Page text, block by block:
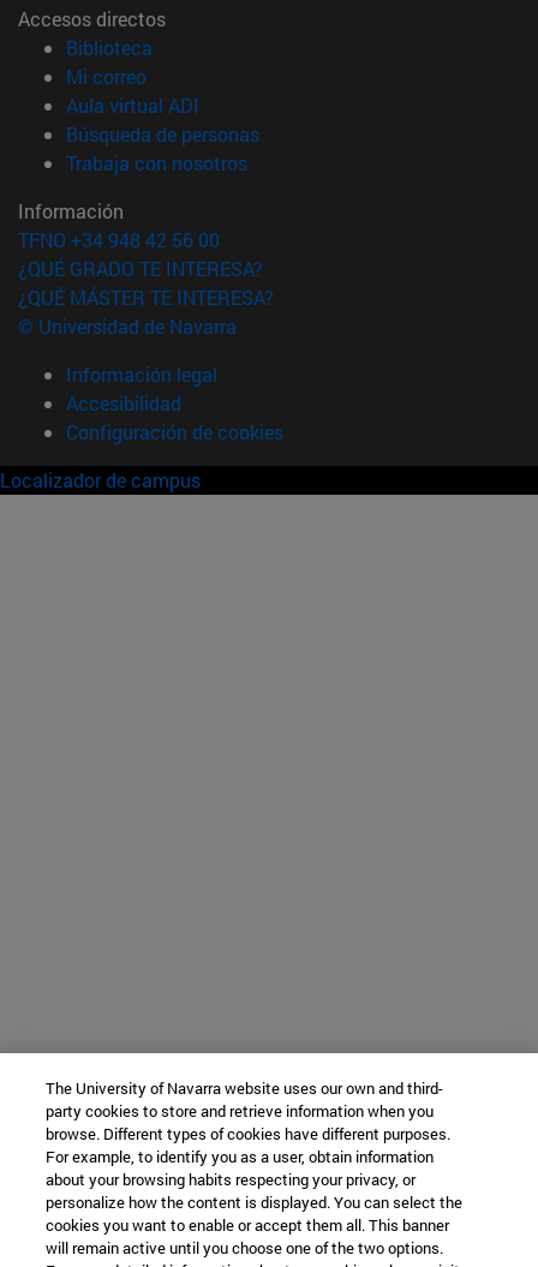
Accesos directos
Biblioteca
Mi correo(abre en nueva ventana)
Aula virtual ADI
Búsqueda de personas(abre en nueva ventana)
Trabaja con nosotros(abre en nueva ventana)
Información
TFNO +34 948 42 56 00
¿QUÉ GRADO TE INTERESA?
¿QUÉ MÁSTER TE INTERESA?
© Universidad de Navarra
Información legal
Accesibilidad
Configuración de cookies
Localizador de campus
The University of Navarra website uses our own and third-
party cookies to store and retrieve information when you
browse. Different types of cookies have different purposes.
For example, to identify you as a user, obtain information
about your browsing habits respecting your privacy, or
personalize how the content is displayed. You can select the
cookies you want to enable or accept them all. This banner
will remain active until you choose one of the two options.